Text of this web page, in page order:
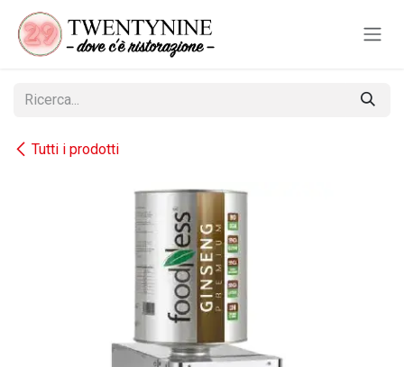
Passa al contenuto
Tutti i prodotti